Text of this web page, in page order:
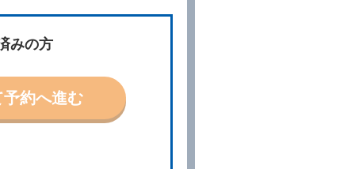
ものとします。
渡契約」といいます。）締
約取消手数料の支払いがあ
みの方
予約へ進む